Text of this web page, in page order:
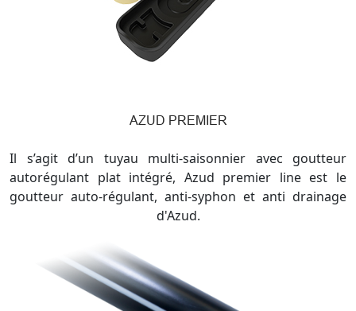
AZUD PREMIER
Il s’agit d’un tuyau multi-saisonnier avec goutteur
autorégulant plat intégré, Azud premier line est le
goutteur auto-régulant, anti-syphon et anti drainage
d'Azud.